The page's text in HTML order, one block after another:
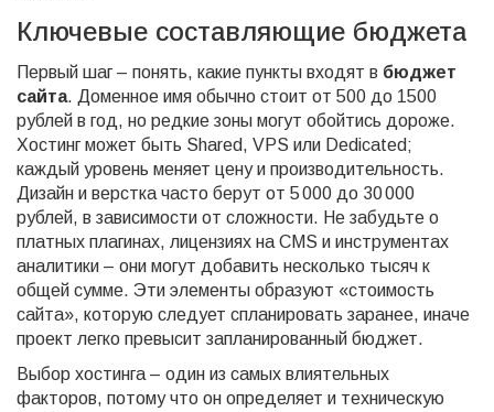
Ключевые составляющие бюджета
Первый шаг – понять, какие пункты входят в бюджет
сайта. Доменное имя обычно стоит от 500 до 1500
рублей в год, но редкие зоны могут обойтись дороже.
Хостинг может быть Shared, VPS или Dedicated;
каждый уровень меняет цену и производительность.
Дизайн и верстка часто берут от 5 000 до 30 000
рублей, в зависимости от сложности. Не забудьте о
платных плагинах, лицензиях на CMS и инструментах
аналитики – они могут добавить несколько тысяч к
общей сумме. Эти элементы образуют «стоимость
сайта», которую следует спланировать заранее, иначе
проект легко превысит запланированный бюджет.
Выбор хостинга – один из самых влиятельных
факторов, потому что он определяет и техническую